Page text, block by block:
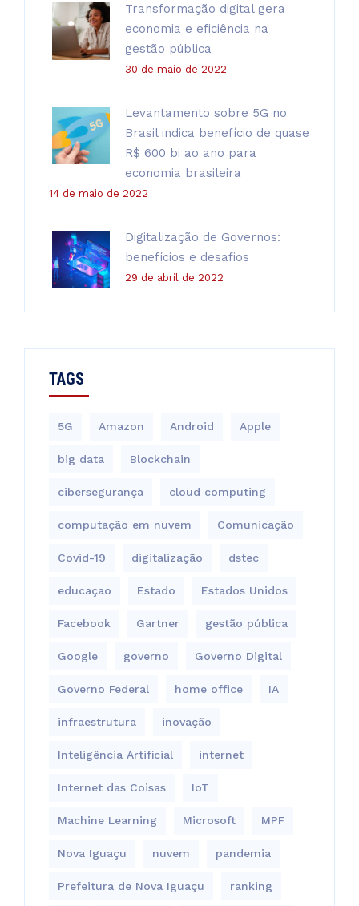
Transformação digital gera
economia e eficiência na
gestão pública
30 de maio de 2022
Levantamento sobre 5G no
Brasil indica benefício de quase
R$ 600 bi ao ano para
economia brasileira
14 de maio de 2022
Digitalização de Governos:
benefícios e desafios
29 de abril de 2022
TAGS
5G Amazon Android Apple
big data Blockchain
cibersegurança cloud computing
computação em nuvem Comunicação
Covid-19 digitalização dstec
educaçao Estado Estados Unidos
Facebook Gartner gestão pública
Google governo Governo Digital
Governo Federal home office IA
infraestrutura inovação
Inteligência Artificial internet
Internet das Coisas IoT
Machine Learning Microsoft MPF
Nova Iguaçu nuvem pandemia
Prefeitura de Nova Iguaçu ranking